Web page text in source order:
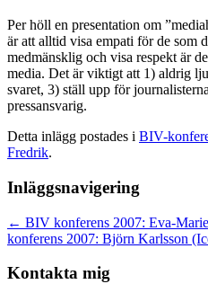
Per höll en presentation om
är att alltid visa empati för de som
medmänsklig och visa respekt är
media. Det är viktigt att 1) aldrig
svaret, 3) ställ upp för
pressansvarig.
Detta inlägg postades i BIV-
Fredrik.
Inläggsnavigering
← BIV konferens 2007: Eva-
konferens 2007: Björn Karlsson
Kontakta mig